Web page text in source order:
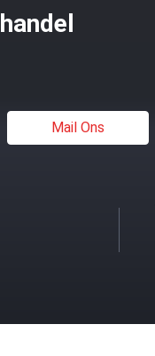
Mail Ons